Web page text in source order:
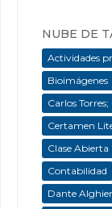
NUBE DE
Actividades
Bioimágenes
Carlos
Certamen
Clase Abierta
Contabilidad
Dante